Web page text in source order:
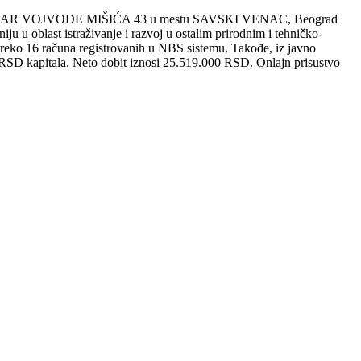
VOJVODE MIŠIĆA 43 u mestu SAVSKI VENAC, Beograd
u oblast istraživanje i razvoj u ostalim prirodnim i tehničko-
16 računa registrovanih u NBS sistemu. Takođe, iz javno
kapitala. Neto dobit iznosi 25.519.000 RSD. Onlajn prisustvo